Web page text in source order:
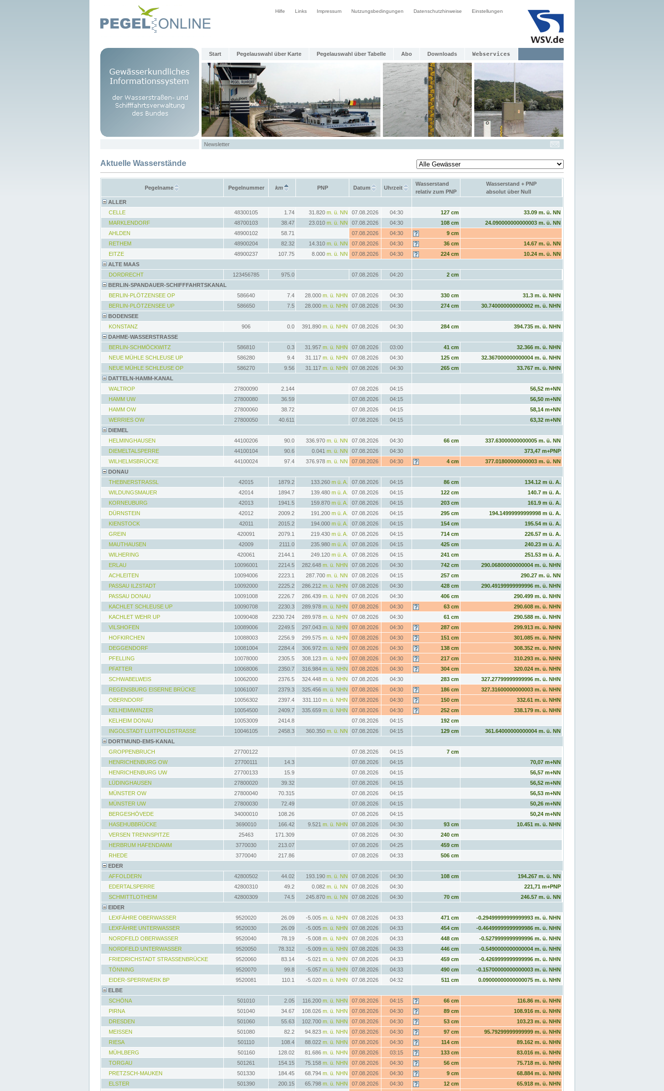
Hilfe Links Impressum Nutzungsbedingungen Datenschutzhinweise Einstellungen
Start Pegelauswahl über Karte Pegelauswahl über Tabelle Abo Downloads Webservices
Newsletter
Aktuelle Wasserstände
Pegelname Pegelnummer km PNP Datum Uhrzeit
Wasserstand
relativ zum PNP
Wasserstand + PNP
absolut über Null
ALLER
CELLE
48300105 1.74 31.820 m. ü. NN 07.08.2026 04:30 127 cm
33.09 m. ü. NN
MARKLENDORF
48700103 38.47 23.010 m. ü. NN 07.08.2026 04:30 108 cm
24.090000000000003 m. ü. NN
AHLDEN
48900102 58.71 07.08.2026 04:30
9 cm
RETHEM
48900204 82.32 14.310 m. ü. NN 07.08.2026 04:30 36 cm
14.67 m. ü. NN
EITZE
48900237 107.75 8.000 m. ü. NN 07.08.2026 04:30 224 cm
10.24 m. ü. NN
ALTE MAAS
DORDRECHT
123456785 975.0 07.08.2026 04:20
2 cm
BERLIN-SPANDAUER-SCHIFFFAHRTSKANAL
BERLIN-PLÖTZENSEE OP
586640 7.4 28.000 m. ü. NHN 07.08.2026 04:30 330 cm
31.3 m. ü. NHN
BERLIN-PLÖTZENSEE UP
586650 7.5 28.000 m. ü. NHN 07.08.2026 04:30 274 cm
30.740000000000002 m. ü. NHN
BODENSEE
KONSTANZ
906 0.0 391.890 m. ü. NHN 07.08.2026 04:30 284 cm
394.735 m. ü. NHN
DAHME-WASSERSTRASSE
BERLIN-SCHMÖCKWITZ
586810 0.3 31.957 m. ü. NHN 07.08.2026 03:00 41 cm
32.366 m. ü. NHN
NEUE MÜHLE SCHLEUSE UP
586280 9.4 31.117 m. ü. NHN 07.08.2026 04:30 125 cm
32.367000000000004 m. ü. NHN
NEUE MÜHLE SCHLEUSE OP
586270 9.56 31.117 m. ü. NHN 07.08.2026 04:30 265 cm
33.767 m. ü. NHN
DATTELN-HAMM-KANAL
WALTROP
27800090 2.144 07.08.2026 04:15
56,52 m+NN
HAMM UW
27800080 36.59 07.08.2026 04:15
56,50 m+NN
HAMM OW
27800060 38.72 07.08.2026 04:15
58,14 m+NN
WERRIES OW
27800050 40.611 07.08.2026 04:15
63,32 m+NN
DIEMEL
HELMINGHAUSEN
44100206 90.0 336.970 m. ü. NN 07.08.2026 04:30 66 cm
337.63000000000005 m. ü. NN
DIEMELTALSPERRE
44100104 90.6 0.041 m. ü. NN 07.08.2026 04:30
373,47 m+PNP
WILHELMSBRÜCKE
44100024 97.4 376.978 m. ü. NN 07.08.2026 04:30 4 cm
377.01800000000003 m. ü. NN
DONAU
THEBNERSTRASSL
42015 1879.2 133.260 m ü. A. 07.08.2026 04:15 86 cm
134.12 m ü. A.
WILDUNGSMAUER
42014 1894.7 139.480 m ü. A. 07.08.2026 04:15 122 cm
140.7 m ü. A.
KORNEUBURG
42013 1941.5 159.870 m ü. A. 07.08.2026 04:15 203 cm
161.9 m ü. A.
DÜRNSTEIN
42012 2009.2 191.200 m ü. A. 07.08.2026 04:15 295 cm
194.14999999999998 m ü. A.
KIENSTOCK
42011 2015.2 194.000 m ü. A. 07.08.2026 04:15 154 cm
195.54 m ü. A.
GREIN
420091 2079.1 219.430 m ü. A. 07.08.2026 04:15 714 cm
226.57 m ü. A.
MAUTHAUSEN
42009 2111.0 235.980 m ü. A. 07.08.2026 04:15 425 cm
240.23 m ü. A.
WILHERING
420061 2144.1 249.120 m ü. A. 07.08.2026 04:15 241 cm
251.53 m ü. A.
ERLAU
10096001 2214.5 282.648 m. ü. NHN 07.08.2026 04:30 742 cm
290.06800000000004 m. ü. NHN
ACHLEITEN
10094006 2223.1 287.700 m. ü. NN 07.08.2026 04:15 257 cm
290.27 m. ü. NN
PASSAU ILZSTADT
10092000 2225.2 286.212 m. ü. NHN 07.08.2026 04:30 428 cm
290.49199999999996 m. ü. NHN
PASSAU DONAU
10091008 2226.7 286.439 m. ü. NHN 07.08.2026 04:30 406 cm
290.499 m. ü. NHN
KACHLET SCHLEUSE UP
10090708 2230.3 289.978 m. ü. NHN 07.08.2026 04:30 63 cm
290.608 m. ü. NHN
KACHLET WEHR UP
10090408 2230.724 289.978 m. ü. NHN 07.08.2026 04:30 61 cm
290.588 m. ü. NHN
VILSHOFEN
10089006 2249.5 297.043 m. ü. NHN 07.08.2026 04:30 287 cm
299.913 m. ü. NHN
HOFKIRCHEN
10088003 2256.9 299.575 m. ü. NHN 07.08.2026 04:30 151 cm
301.085 m. ü. NHN
DEGGENDORF
10081004 2284.4 306.972 m. ü. NHN 07.08.2026 04:30 138 cm
308.352 m. ü. NHN
PFELLING
10078000 2305.5 308.123 m. ü. NHN 07.08.2026 04:30 217 cm
310.293 m. ü. NHN
PFATTER
10068006 2350.7 316.984 m. ü. NHN 07.08.2026 04:30 304 cm
320.024 m. ü. NHN
SCHWABELWEIS
10062000 2376.5 324.448 m. ü. NHN 07.08.2026 04:30 283 cm
327.27799999999996 m. ü. NHN
REGENSBURG EISERNE BRÜCKE
10061007 2379.3 325.456 m. ü. NHN 07.08.2026 04:30 186 cm
327.31600000000003 m. ü. NHN
OBERNDORF
10056302 2397.4 331.110 m. ü. NHN 07.08.2026 04:30 150 cm
332.61 m. ü. NHN
KELHEIMWINZER
10054500 2409.7 335.659 m. ü. NHN 07.08.2026 04:30 252 cm
338.179 m. ü. NHN
KELHEIM DONAU
10053009 2414.8 07.08.2026 04:15
192 cm
INGOLSTADT LUITPOLDSTRASSE
10046105 2458.3 360.350 m. ü. NN 07.08.2026 04:15 129 cm
361.64000000000004 m. ü. NN
DORTMUND-EMS-KANAL
GROPPENBRUCH
27700122 07.08.2026 04:15
7 cm
HENRICHENBURG OW
27700111 14.3 07.08.2026 04:15
70,07 m+NN
HENRICHENBURG UW
27700133 15.9 07.08.2026 04:15
56,57 m+NN
LÜDINGHAUSEN
27800020 39.32 07.08.2026 04:15
56,52 m+NN
MÜNSTER OW
27800040 70.315 07.08.2026 04:15
56,53 m+NN
MÜNSTER UW
27800030 72.49 07.08.2026 04:15
50,26 m+NN
BERGESHÖVEDE
34000010 108.26 07.08.2026 04:15
50,24 m+NN
HASEHUBBRÜCKE
3690010 166.42 9.521 m. ü. NHN 07.08.2026 04:30 93 cm
10.451 m. ü. NHN
VERSEN TRENNSPITZE
25463 171.309 07.08.2026 04:30
240 cm
HERBRUM HAFENDAMM
3770030 213.07 07.08.2026 04:25
459 cm
RHEDE
3770040 217.86 07.08.2026 04:33
506 cm
EDER
AFFOLDERN
42800502 44.02 193.190 m. ü. NN 07.08.2026 04:30 108 cm
194.267 m. ü. NN
EDERTALSPERRE
42800310 49.2 0.082 m. ü. NN 07.08.2026 04:30
221,71 m+PNP
SCHMITTLOTHEIM
42800309 74.5 245.870 m. ü. NN 07.08.2026 04:30 70 cm
246.57 m. ü. NN
EIDER
LEXFÄHRE OBERWASSER
9520020 26.09 -5.005 m. ü. NHN 07.08.2026 04:33 471 cm
-0.29499999999999993 m. ü. NHN
LEXFÄHRE UNTERWASSER
9520030 26.09 -5.005 m. ü. NHN 07.08.2026 04:33 454 cm
-0.46499999999999986 m. ü. NHN
NORDFELD OBERWASSER
9520040 78.19 -5.008 m. ü. NHN 07.08.2026 04:33 448 cm
-0.5279999999999996 m. ü. NHN
NORDFELD UNTERWASSER
9520050 78.312 -5.009 m. ü. NHN 07.08.2026 04:33 446 cm
-0.5490000000000004 m. ü. NHN
FRIEDRICHSTADT STRASSENBRÜCKE
9520060 83.14 -5.021 m. ü. NHN 07.08.2026 04:33 459 cm
-0.4269999999999996 m. ü. NHN
TÖNNING
9520070 99.8 -5.057 m. ü. NHN 07.08.2026 04:33 490 cm
-0.15700000000000003 m. ü. NHN
EIDER-SPERRWERK BP
9520081 110.1 -5.020 m. ü. NHN 07.08.2026 04:32 511 cm
0.09000000000000075 m. ü. NHN
ELBE
SCHÖNA
501010 2.05 116.200 m. ü. NHN 07.08.2026 04:15 66 cm
116.86 m. ü. NHN
PIRNA
501040 34.67 108.026 m. ü. NHN 07.08.2026 04:30 89 cm
108.916 m. ü. NHN
DRESDEN
501060 55.63 102.700 m. ü. NHN 07.08.2026 04:30 53 cm
103.23 m. ü. NHN
MEISSEN
501080 82.2 94.823 m. ü. NHN 07.08.2026 04:30 97 cm
95.79299999999999 m. ü. NHN
RIESA
501110 108.4 88.022 m. ü. NHN 07.08.2026 04:30 114 cm
89.162 m. ü. NHN
MÜHLBERG
501160 128.02 81.686 m. ü. NHN 07.08.2026 03:15 133 cm
83.016 m. ü. NHN
TORGAU
501261 154.15 75.158 m. ü. NHN 07.08.2026 04:30 56 cm
75.718 m. ü. NHN
PRETZSCH-MAUKEN
501330 184.45 68.794 m. ü. NHN 07.08.2026 04:30 9 cm
68.884 m. ü. NHN
ELSTER
501390 200.15 65.798 m. ü. NHN 07.08.2026 04:30 12 cm
65.918 m. ü. NHN